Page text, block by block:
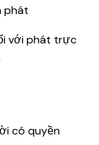
phát
với phát trực
có quyền